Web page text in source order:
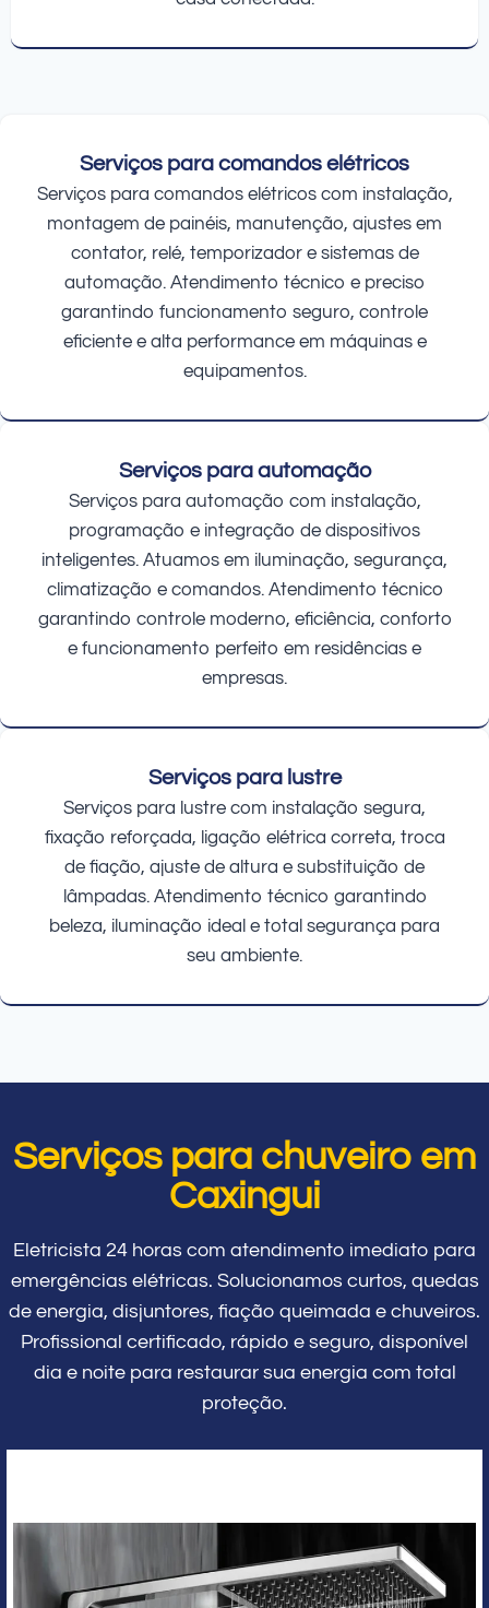
Serviços para comandos elétricos
Serviços para comandos elétricos com instalação,
montagem de painéis, manutenção, ajustes em
contator, relé, temporizador e sistemas de
automação. Atendimento técnico e preciso
garantindo funcionamento seguro, controle
eficiente e alta performance em máquinas e
equipamentos.
Serviços para automação
Serviços para automação com instalação,
programação e integração de dispositivos
inteligentes. Atuamos em iluminação, segurança,
climatização e comandos. Atendimento técnico
garantindo controle moderno, eficiência, conforto
e funcionamento perfeito em residências e
empresas.
Serviços para lustre
Serviços para lustre com instalação segura,
fixação reforçada, ligação elétrica correta, troca
de fiação, ajuste de altura e substituição de
lâmpadas. Atendimento técnico garantindo
beleza, iluminação ideal e total segurança para
seu ambiente.
Serviços para chuveiro em
Caxingui
Eletricista 24 horas com atendimento imediato para
emergências elétricas. Solucionamos curtos, quedas
de energia, disjuntores, fiação queimada e chuveiros.
Profissional certificado, rápido e seguro, disponível
dia e noite para restaurar sua energia com total
proteção.